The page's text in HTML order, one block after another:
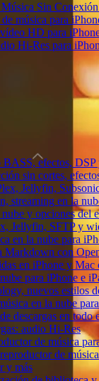
Sin
música para
HD para
Hi-Res para
efectos,
sin cortes,
Jellyfin,
streaming en la
y opciones del
Jellyfin, SFTP y
en la nube para
Markdown con
en iPhone y Mac
para iPhone e
nuevos estilos
en la nube
descargas en todo
audio Hi-Res
de música
de
y más